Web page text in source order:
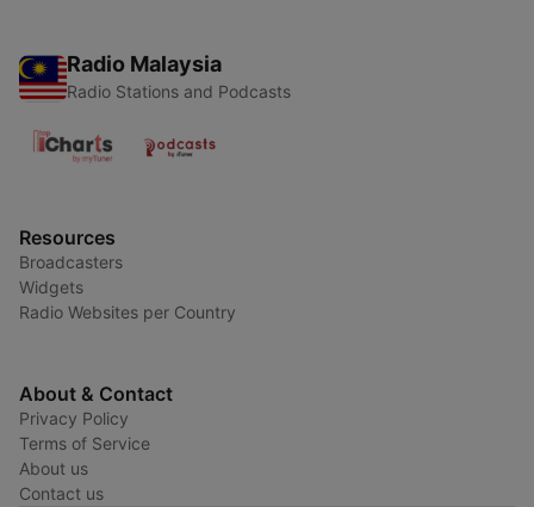
Radio Malaysia
Radio Stations and Podcasts
Resources
Broadcasters
Widgets
Radio Websites per Country
About & Contact
Privacy Policy
Terms of Service
About us
Contact us